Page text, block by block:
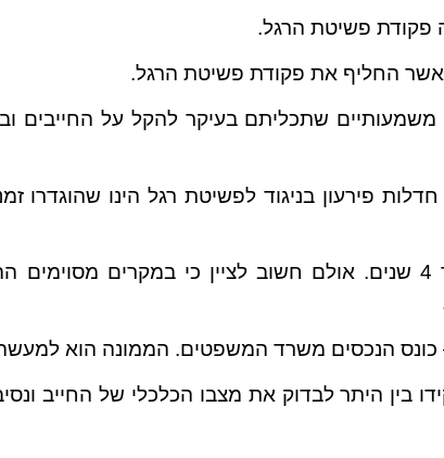
פקודת פשיטת הרגל.
משמעותיים שתכליתם בעיקר להקל על החייבים
פירעון בניגוד לפשיטת רגל הינו שהוגדרו
המחוקק קבע כי הליך חדלות פירעון נמשך 4 שנים. אולם חשוב לציין כי
– כונס הנכסים משרד המשפטים. הממונה הוא
בין היתר לבדוק את מצבו הכלכלי של החייב